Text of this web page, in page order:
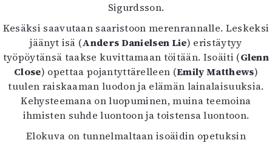
Lehdet
4/2026
2–3/2026
1/2026
6/2025
5/2025 saame
5/2025
Lehtiarkisto
Sigurdsson.
Kesäksi saavutaan saaristoon merenrannalle. Leskeksi
jäänyt isä (Anders Danielsen Lie) eristäytyy
työpöytänsä taakse kuvittamaan töitään. Isoäiti (Glenn
Close) opettaa pojantyttärelleen (Emily Matthews)
tuulen raiskaaman luodon ja elämän lainalaisuuksia.
Kehysteemana on luopuminen, muina teemoina
ihmisten suhde luontoon ja toistensa luontoon.
Elokuva on tunnelmaltaan isoäidin opetuksin